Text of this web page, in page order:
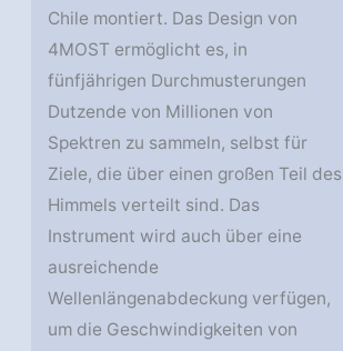
Chile montiert. Das Design von
4MOST ermöglicht es, in
fünfjährigen Durchmusterungen
Dutzende von Millionen von
Spektren zu sammeln, selbst für
Ziele, die über einen großen Teil des
Himmels verteilt sind. Das
Instrument wird auch über eine
ausreichende
Wellenlängenabdeckung verfügen,
um die Geschwindigkeiten von